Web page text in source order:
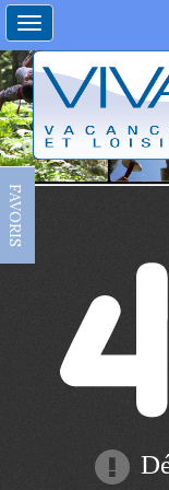
Toggle
navigation
FAVORIS